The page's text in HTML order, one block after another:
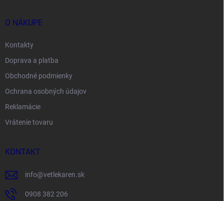
O NÁKUPE
Kontakty
Doprava a platba
Obchodné podmienky
Ochrana osobných údajov
Reklamácie
Vrátenie tovaru
KONTAKT
info@vetlekaren.sk
0908 382 206